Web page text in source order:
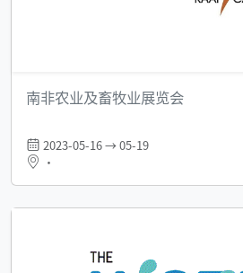
南非农业及畜牧业展览会
2023-05-16 → 05-19
•